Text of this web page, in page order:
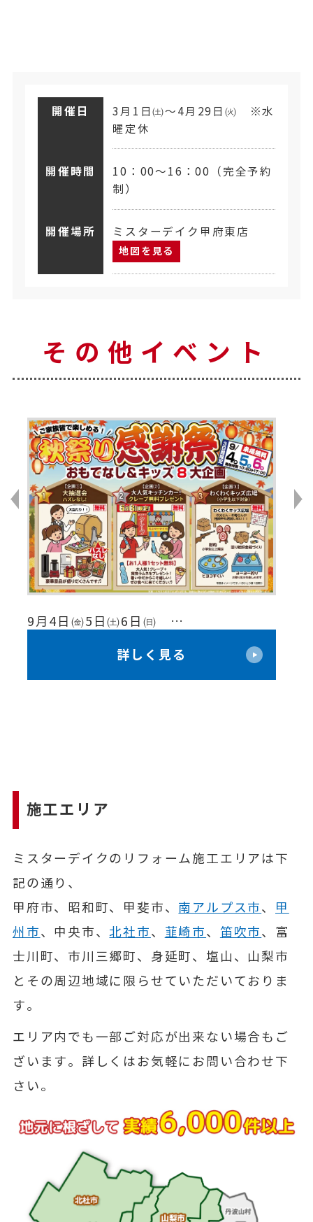
開催日
3月1日㈯～4月29日㈫ ※水
曜定休
開催時間
10：00～16：00（完全予約
制）
開催場所 ミスターデイク甲府東店
地図を見る
その他イベント
9月4日㈮5日㈯6日㈰ …
のお客様感謝祭り 開催！
詳しく見る
施工エリア
ミスターデイクのリフォーム施工エリアは下
記の通り、
甲府市、昭和町、甲斐市、 南アルプス市、 甲
州市、中央市、北社市、 韮崎市、 笛吹市、富
士川町、市川三郷町、身延町、塩山、山梨市
とその周辺地域に限らせていただいておりま
す。
エリア内でも一部ご対応が出来ない場合もご
ざいます。詳しくはお気軽にお問い合わせ下
さい。